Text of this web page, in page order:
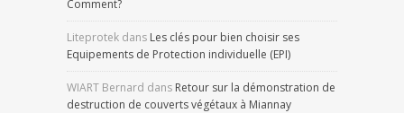
Comment?
Liteprotek dans Les clés pour bien choisir ses
Equipements de Protection individuelle (EPI)
WIART Bernard dans Retour sur la démonstration de
destruction de couverts végétaux à Miannay